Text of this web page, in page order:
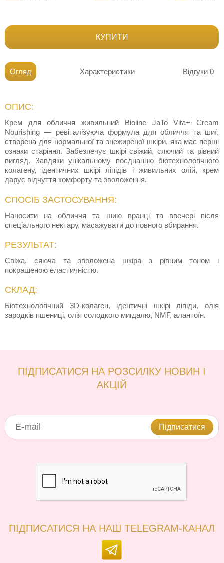
КУПИТИ
Огляд Характеристики Відгуки 0
ОПИС:
Крем для обличчя живильний Bioline JaTo Vita+ Cream
Nourishing — ревіталізуюча формула для обличчя та шиї,
створена для нормальної та знежиреної шкіри, яка має перші
ознаки старіння. Забезпечує шкірі свіжий, сяючий та рівний
вигляд. Завдяки унікальному поєднанню біотехнологічного
колагену, ідентичних шкірі ліпідів і живильних олій, крем
дарує відчуття комфорту та зволоження.
СПОСІБ ЗАСТОСУВАННЯ:
Наносити на обличчя та шию вранці та ввечері після
спеціального нектару, масажувати до повного вбирання.
РЕЗУЛЬТАТ:
Свіжа, сяюча та зволожена шкіра з рівним тоном і
покращеною еластичністю.
СКЛАД:
Біотехнологічний 3D-колаген, ідентичні шкірі ліпіди, олія
зародків пшениці, олія солодкого мигдалю, NMF, алантоїн.
ПІДПИСАТИСЯ НА РОЗСИЛКУ НОВИН І
АКЦІЙ
Підписатися
ПІДПИСАТИСЯ НА НАШ TELEGRAM-КАНАЛ